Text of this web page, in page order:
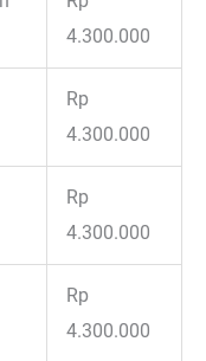
4.300.000
Rp
4.300.000
Rp
4.300.000
Rp
4.300.000